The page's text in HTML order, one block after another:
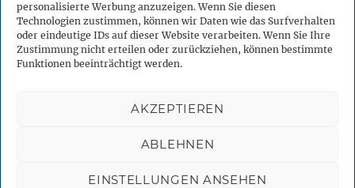
personalisierte Werbung anzuzeigen. Wenn Sie diesen
Technologien zustimmen, können wir Daten wie das Surfverhalten
oder eindeutige IDs auf dieser Website verarbeiten. Wenn Sie Ihre
Zustimmung nicht erteilen oder zurückziehen, können bestimmte
Funktionen beeinträchtigt werden.
AKZEPTIEREN
ABLEHNEN
EINSTELLUNGEN ANSEHEN
Datenschutzerklärung
Cookie-Richtlinie (EU)